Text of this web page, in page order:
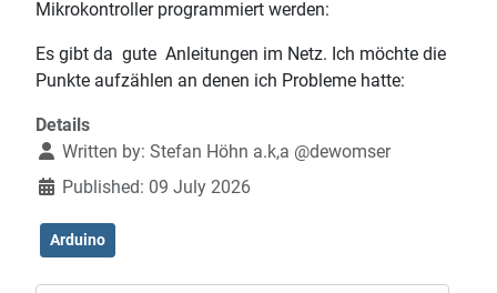
Mikrokontroller programmiert werden:
Es gibt da gute Anleitungen im Netz. Ich möchte die
Punkte aufzählen an denen ich Probleme hatte:
Details
Written by: Stefan Höhn a.k,a @dewomser
Published: 09 July 2026
Arduino